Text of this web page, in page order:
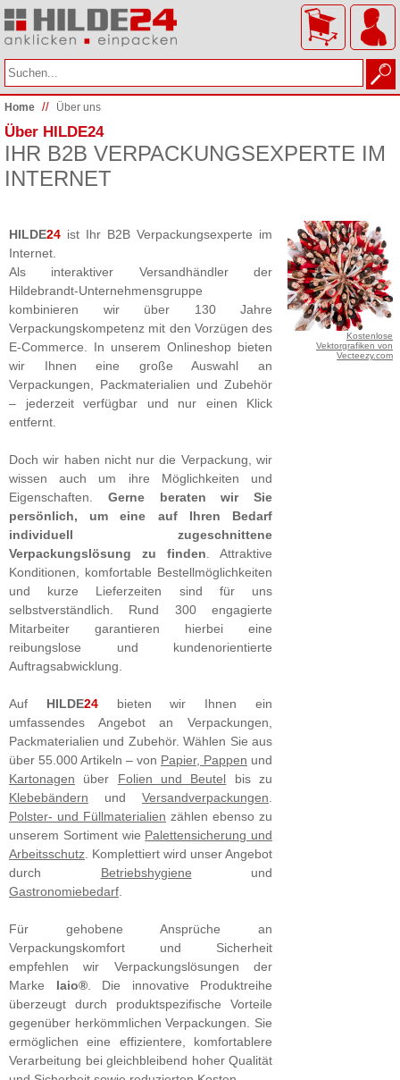
Home // Über uns
Über HILDE24
IHR B2B VERPACKUNGSEXPERTE IM
INTERNET
HILDE24 ist Ihr B2B Verpackungsexperte im
Internet.
Als interaktiver Versandhändler der
Hildebrandt-Unternehmensgruppe
kombinieren wir über 130 Jahre
Verpackungskompetenz mit den Vorzügen des
E-Commerce. In unserem Onlineshop bieten
wir Ihnen eine große Auswahl an
Verpackungen, Packmaterialien und Zubehör
– jederzeit verfügbar und nur einen Klick
entfernt.
Doch wir haben nicht nur die Verpackung, wir
wissen auch um ihre Möglichkeiten und
Eigenschaften. Gerne beraten wir Sie
persönlich, um eine auf Ihren Bedarf
individuell zugeschnittene
Verpackungslösung zu finden . Attraktive
Konditionen, komfortable Bestellmöglichkeiten
und kurze Lieferzeiten sind für uns
selbstverständlich. Rund 300 engagierte
Mitarbeiter garantieren hierbei eine
reibungslose und kundenorientierte
Auftragsabwicklung.
Auf HILDE24bieten wir Ihnen ein
umfassendes Angebot an Verpackungen,
Packmaterialien und Zubehör. Wählen Sie aus
über 55.000 Artikeln – von Papier, Pappen und
Kartonagen über Folien und Beutel bis zu
Klebebändern und Versandverpackungen
Polster- und Füllmaterialien zählen ebenso zu
unserem Sortiment wie Palettensicherung und
Arbeitsschutz . Komplettiert wird unser Angebot
durch Betriebshygiene und
Gastronomiebedarf
Für gehobene Ansprüche an
Verpackungskomfort und Sicherheit
empfehlen wir Verpackungslösungen der
Marke laio®. Die innovative Produktreihe
überzeugt durch produktspezifische Vorteile
gegenüber herkömmlichen Verpackungen. Sie
ermöglichen eine effizientere, komfortablere
Verarbeitung bei gleichbleibend hoher Qualität
Kostenlose
Vektorgrafiken von
Vecteezy.com